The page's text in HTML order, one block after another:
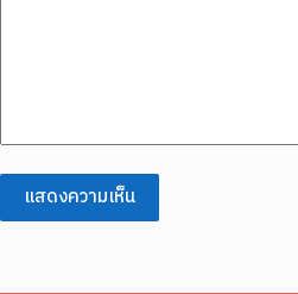
แสดงความเห็น